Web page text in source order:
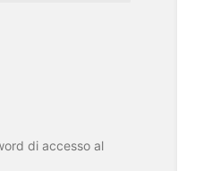
di accesso al